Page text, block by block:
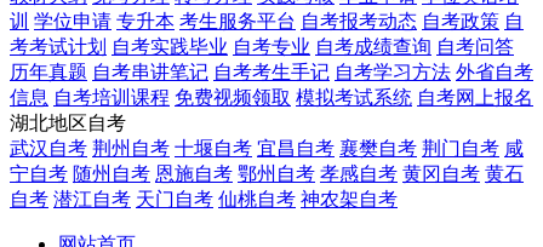
训 学位申请 专升本 考生服务平台 自考报考动态 自考政策 自
考考试计划 自考实践毕业 自考专业 自考成绩查询 自考问答
历年真题 自考串讲笔记 自考考生手记 自考学习方法 外省自考
信息 自考培训课程 免费视频领取 模拟考试系统 自考网上报名
湖北地区自考
武汉自考 荆州自考 十堰自考 宜昌自考 襄樊自考 荆门自考 咸
宁自考 随州自考 恩施自考 鄂州自考 孝感自考 黄冈自考 黄石
自考 潜江自考 天门自考 仙桃自考 神农架自考